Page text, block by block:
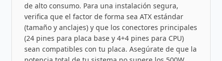
de alto consumo. Para una instalación segura,
verifica que el factor de forma sea ATX estándar
(tamaño y anclajes) y que los conectores principales
(24 pines para placa base y 4+4 pines para CPU)
sean compatibles con tu placa. Asegúrate de que la